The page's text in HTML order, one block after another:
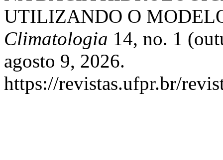
UTILIZANDO O
Climatologia 14, no. 1
agosto 9, 2026.
https://revistas.ufpr.br/